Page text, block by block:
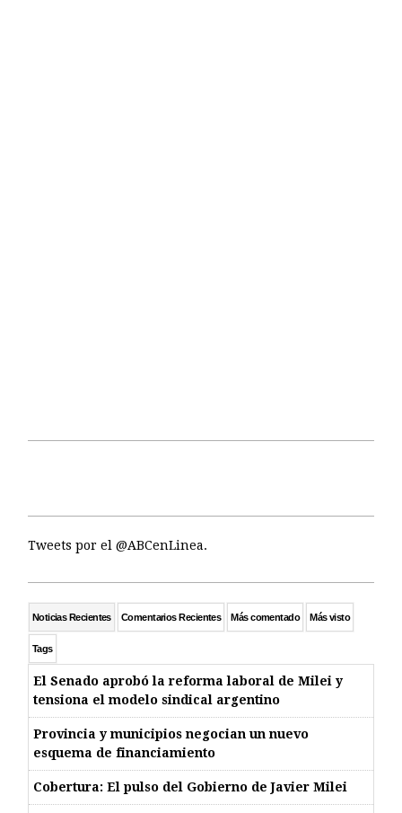
Tweets por el @ABCenLinea.
Noticias Recientes Comentarios Recientes Más comentado Más visto
Tags
El Senado aprobó la reforma laboral de Milei y
tensiona el modelo sindical argentino
Provincia y municipios negocian un nuevo
esquema de financiamiento
Cobertura: El pulso del Gobierno de Javier Milei